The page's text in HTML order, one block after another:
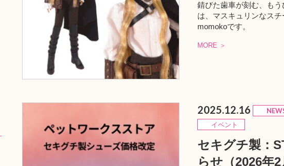
錆びた歯車が刻む、もう
は、マスキュリンなス
momokoです。
MORE ＞
2025.12.16
イベント
セキグチ製：
らせ（2026年2